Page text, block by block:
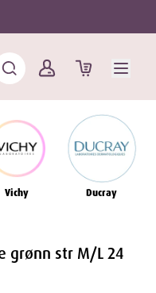
Vichy Ducray
grønn str M/L 24